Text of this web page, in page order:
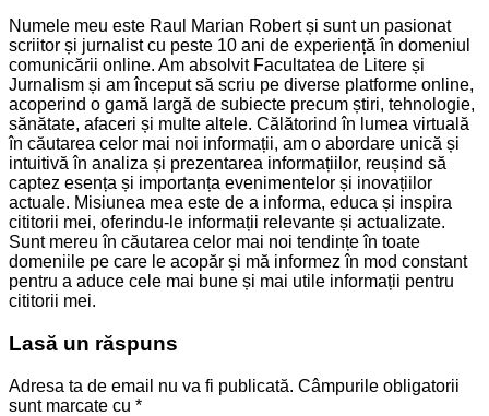
Numele meu este Raul Marian Robert și sunt un pasionat
scriitor și jurnalist cu peste 10 ani de experiență în domeniul
comunicării online. Am absolvit Facultatea de Litere și
Jurnalism și am început să scriu pe diverse platforme online,
acoperind o gamă largă de subiecte precum știri, tehnologie,
sănătate, afaceri și multe altele. Călătorind în lumea virtuală
în căutarea celor mai noi informații, am o abordare unică și
intuitivă în analiza și prezentarea informațiilor, reușind să
captez esența și importanța evenimentelor și inovațiilor
actuale. Misiunea mea este de a informa, educa și inspira
cititorii mei, oferindu-le informații relevante și actualizate.
Sunt mereu în căutarea celor mai noi tendințe în toate
domeniile pe care le acopăr și mă informez în mod constant
pentru a aduce cele mai bune și mai utile informații pentru
cititorii mei.
Lasă un răspuns
Adresa ta de email nu va fi publicată. Câmpurile obligatorii
sunt marcate cu *